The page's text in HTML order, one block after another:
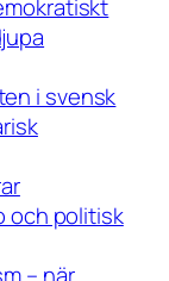
i svensk
och politisk
– när